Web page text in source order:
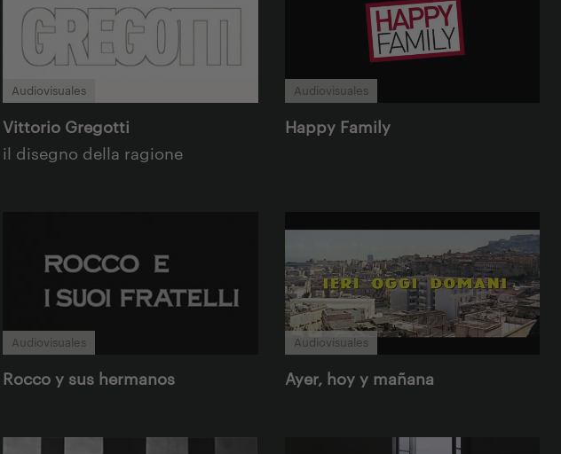
Audiovisuales
Vittorio Gregotti
il disegno della ragione
Audiovisuales
Happy Family
Audiovisuales
Rocco y sus hermanos
Audiovisuales
Ayer, hoy y mañana